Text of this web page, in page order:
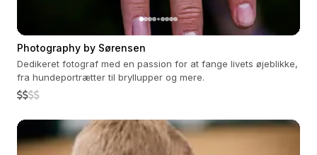
Photography by Sørensen
Dedikeret fotograf med en passion for at fange livets øjeblikke,
fra hundeportrætter til bryllupper og mere.